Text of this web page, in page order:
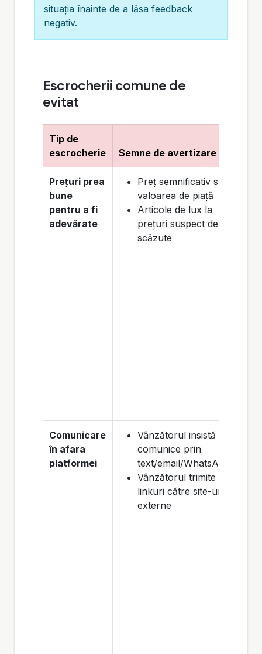
situația înainte de a lăsa feedback
negativ.
Escrocherii comune de
evitat
Tip de
escrocherie
Semne de avertizare
Prețuri prea
bune
pentru a fi
adevărate
Preț semnificativ sub
valoarea de piață
Articole de lux la
prețuri suspect de
scăzute
Comunicare
în afara
platformei
Vânzătorul insistă să
comunice prin
text/email/WhatsApp
Vânzătorul trimite
linkuri către site-uri
externe